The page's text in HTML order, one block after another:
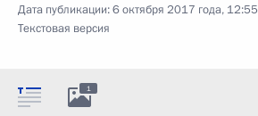
Дата публикации:6 октября 2017 года, 12:55
Текстовая версия
1